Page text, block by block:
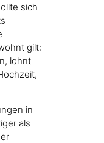
sich
gilt:
lohnt
in
als